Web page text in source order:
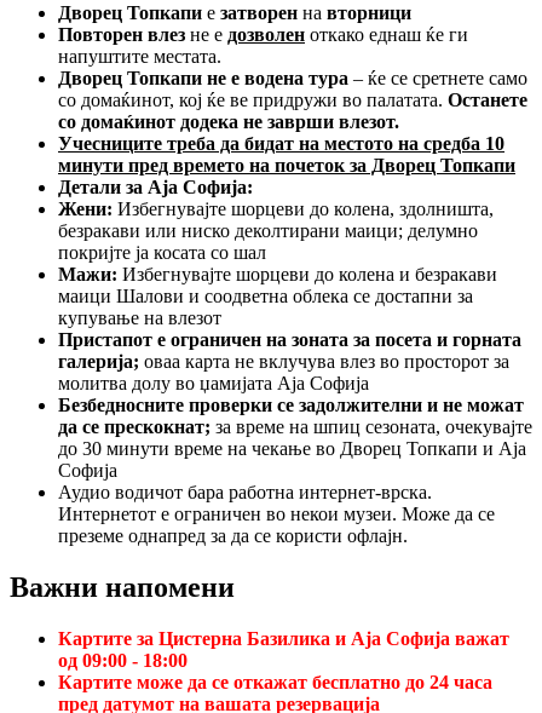
Дворец Топкапи е затворен на вторници
Повторен влез не е дозволен откако еднаш ќе ги
напуштите местата.
Дворец Топкапи не е водена тура – ќе се сретнете само
со домаќинот, кој ќе ве придружи во палатата. Останете
со домаќинот додека не заврши влезот.
Учесниците треба да бидат на местото на средба 10
минути пред времето на почеток за Дворец Топкапи
Детали за Аја Софија:
Жени: Избегнувајте шорцеви до колена, здолништа,
безракави или ниско деколтирани маици; делумно
покријте ја косата со шал
Мажи: Избегнувајте шорцеви до колена и безракави
маици Шалови и соодветна облека се достапни за
купување на влезот
Пристапот е ограничен на зоната за посета и горната
галерија; оваа карта не вклучува влез во просторот за
молитва долу во џамијата Аја Софија
Безбедносните проверки се задолжителни и не можат
да се прескокнат; за време на шпиц сезоната, очекувајте
до 30 минути време на чекање во Дворец Топкапи и Аја
Софија
Аудио водичот бара работна интернет-врска.
Интернетот е ограничен во некои музеи. Може да се
преземе однапред за да се користи офлајн.
Важни напомени
Картите за Цистерна Базилика и Аја Софија важат
од 09:00 - 18:00
Картите може да се откажат бесплатно до 24 часа
пред датумот на вашата резервација